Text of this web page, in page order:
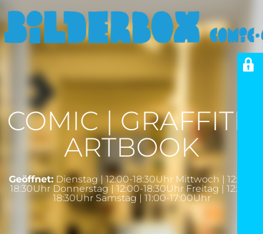
COMIC | GRAFFITI |
ARTBOOK
Geöffnet: Dienstag | 12:00-18:30Uhr Mittwoch | 12:00-
18:30Uhr Donnerstag | 12:00-18:30Uhr Freitag | 12:00-
18:30Uhr Samstag | 11:00-17:00Uhr